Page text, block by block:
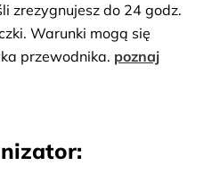
zrezygnujesz do 24 godz.
Warunki mogą się
przewodnika. poznaj